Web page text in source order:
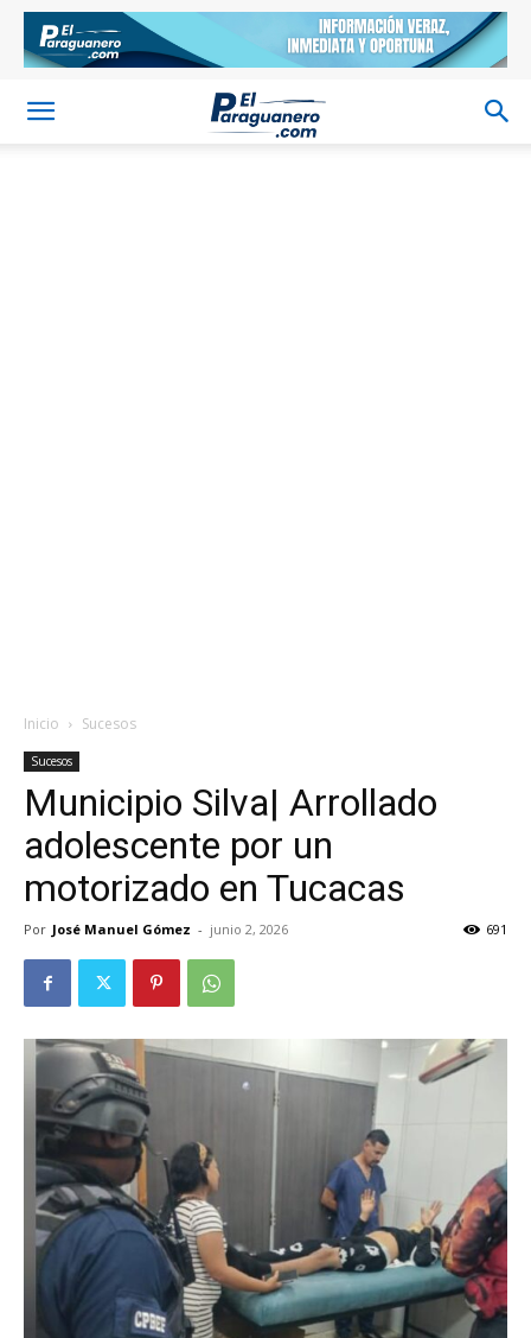
Inicio Sucesos
Sucesos
Municipio Silva| Arrollado
adolescente por un
motorizado en Tucacas
Por José Manuel Gómez - junio 2, 2026 691